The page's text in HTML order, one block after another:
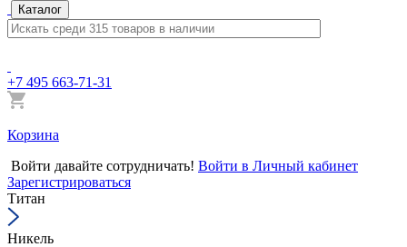
Каталог
+7 495 663-71-31
Корзина
Войти давайте сотрудничать! Войти в Личный кабинет
Зарегистрироваться
Титан
Никель